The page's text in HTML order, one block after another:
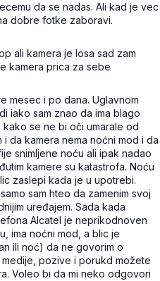
da se nadas. Ali kad je vec
dobre fotke zaboravi.
ali kamera je losa sad zam
kamera prica za sebe
mesec i po dana. Uglavnom
iako sam znao da ima blago
se ne bi oči umarale od
i da kamera nema noćni mod i da
snimljene noću ali ipak nadao
kamere su katastrofa. Noću
zaslepi kada je u upotrebi.
sam hteo da zamenim svoj
uređajem. Sada kada
Alcatel je neprikodnoven
ima noćni mod, a blic je
ili noć) da ne govorim o
pozive i porukd možete
Voleo bi da mi neko odgovori